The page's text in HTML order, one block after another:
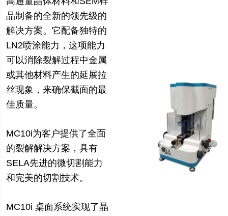
品制备的全新的领先级的
解决方案。它配备独特的
LN2喷涂能力，这项能力
可以消除裂解过程中金属
或其他材料产生的延展拉
丝现象，来确保截面的最
佳质量。
MC10i为客户提供了全面
的裂解解决方案，具有
SELA先进的微切割能力
和完美的切割技术。
MC10i 桌面系统实现了晶